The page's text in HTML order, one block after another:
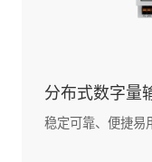
分布式数字量
稳定可靠、便捷易